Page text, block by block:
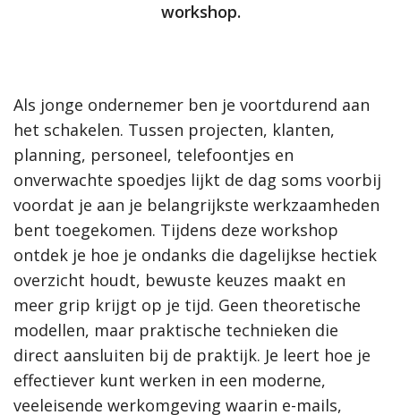
workshop.
Als jonge ondernemer ben je voortdurend aan
het schakelen. Tussen projecten, klanten,
planning, personeel, telefoontjes en
onverwachte spoedjes lijkt de dag soms voorbij
voordat je aan je belangrijkste werkzaamheden
bent toegekomen. Tijdens deze workshop
ontdek je hoe je ondanks die dagelijkse hectiek
overzicht houdt, bewuste keuzes maakt en
meer grip krijgt op je tijd. Geen theoretische
modellen, maar praktische technieken die
direct aansluiten bij de praktijk. Je leert hoe je
effectiever kunt werken in een moderne,
veeleisende werkomgeving waarin e-mails,